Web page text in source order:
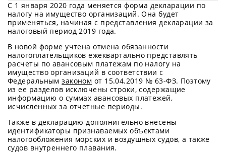
С 1 января 2020 года меняется форма декларации по
налогу на имущество организаций. Она будет
применяться, начиная с представления декларации за
налоговый период 2019 года.
В новой форме учтена отмена обязанности
налогоплательщиков ежеквартально представлять
расчеты по авансовым платежам по налогу на
имущество организаций в соответствии с
Федеральнымзаконом от 15.04.2019 № 63-ФЗ. Поэтому
из ее разделов исключены строки, содержащие
информацию о суммах авансовых платежей,
исчисленных за отчетные периоды.
Также в декларацию дополнительно внесены
идентификаторы признаваемых объектами
налогообложения морских и воздушных судов, а также
судов внутреннего плавания.